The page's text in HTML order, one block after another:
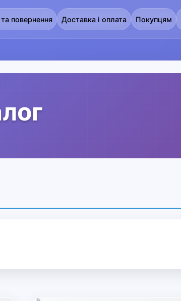
повернення Доставка і оплата Покупцям